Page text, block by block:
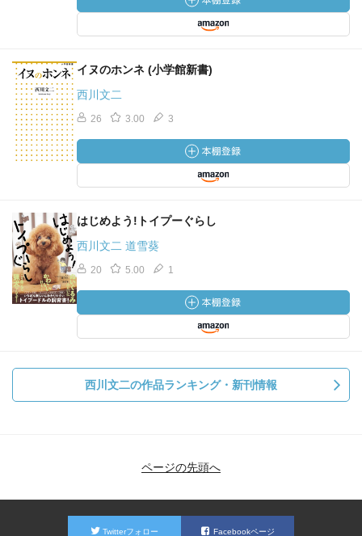
イヌのホンネ (小学館新書)
西川文二
26 3.00 3
はじめよう!トイプーぐらし
西川文二 道雪葵
20 5.00 1
西川文二の作品ランキング・新刊情報
ページの先頭へ
Twitterフォロー Facebookページ